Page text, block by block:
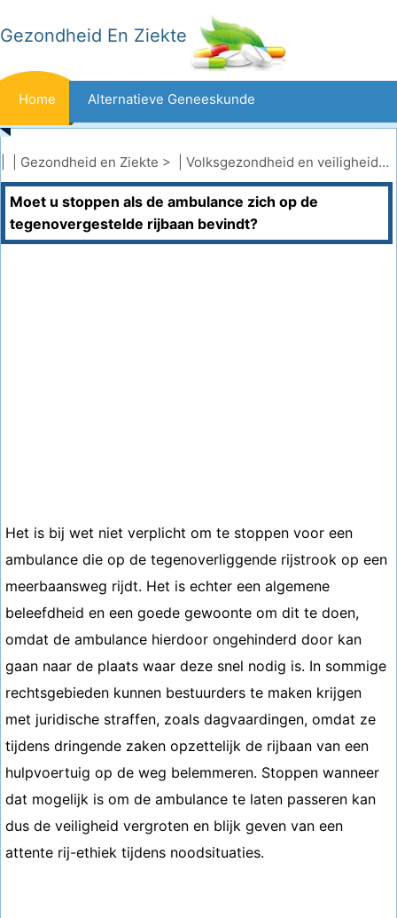
Gezondheid En Ziekte
Home Alternatieve Geneeskunde
Beten En Steken Kanker
Aandoeningen En Behandelingen Mond- En Tandzorg
Gezondheid en Ziekte > | Volksgezondheid en veiligheid|
Moet u stoppen als de ambulance zich op de
tegenovergestelde rijbaan bevindt?
Het is bij wet niet verplicht om te stoppen voor een
ambulance die op de tegenoverliggende rijstrook op een
meerbaansweg rijdt. Het is echter een algemene
beleefdheid en een goede gewoonte om dit te doen,
omdat de ambulance hierdoor ongehinderd door kan
gaan naar de plaats waar deze snel nodig is. In sommige
rechtsgebieden kunnen bestuurders te maken krijgen
met juridische straffen, zoals dagvaardingen, omdat ze
tijdens dringende zaken opzettelijk de rijbaan van een
hulpvoertuig op de weg belemmeren. Stoppen wanneer
dat mogelijk is om de ambulance te laten passeren kan
dus de veiligheid vergroten en blijk geven van een
attente rij-ethiek tijdens noodsituaties.